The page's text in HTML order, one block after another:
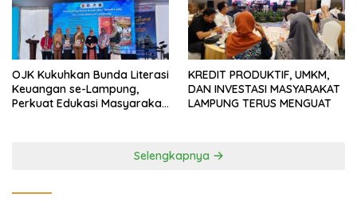
OJK Kukuhkan Bunda Literasi
Keuangan se-Lampung,
Perkuat Edukasi Masyarakat
KREDIT PRODUKTIF, UMKM,
DAN INVESTASI MASYARAKAT
LAMPUNG TERUS MENGUAT
Selengkapnya